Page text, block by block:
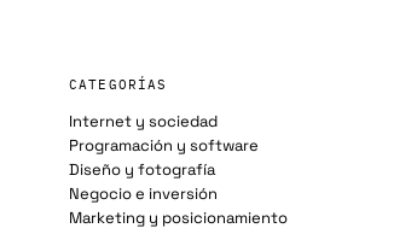
CATEGORÍAS
Internet y sociedad
Programación y software
Diseño y fotografía
Negocio e inversión
Marketing y posicionamiento